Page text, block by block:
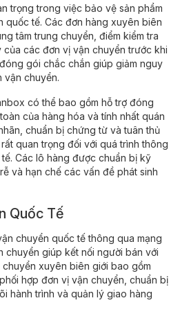
trọng trong việc bảo vệ sản phẩm
quốc tế. Các đơn hàng xuyên biên
tâm trung chuyển, điểm kiểm tra
các đơn vị vận chuyển trước khi
gói chắc chắn giúp giảm nguy
vận chuyển.
có thể bao gồm hỗ trợ đóng
của hàng hóa và tính nhất quán
chuẩn bị chứng từ và tuân thủ
quan trọng đối với quá trình thông
Các lô hàng được chuẩn bị kỹ
và hạn chế các vấn đề phát sinh
Quốc Tế
chuyển quốc tế thông qua mạng
chuyển giúp kết nối người bán với
xuyên biên giới bao gồm
hợp đơn vị vận chuyển, chuẩn bị
hành trình và quản lý giao hàng